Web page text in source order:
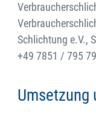
Schlichtung e.V.,
+49 7851 / 795
Umsetzung